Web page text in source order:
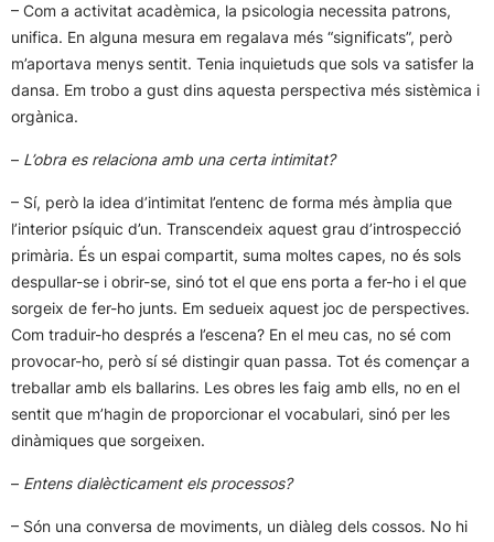
– Com a activitat acadèmica, la psicologia necessita patrons,
unifica. En alguna mesura em regalava més “significats”, però
m’aportava menys sentit. Tenia inquietuds que sols va satisfer la
dansa. Em trobo a gust dins aquesta perspectiva més sistèmica i
orgànica.
– L’obra es relaciona amb una certa intimitat?
– Sí, però la idea d’intimitat l’entenc de forma més àmplia que
l’interior psíquic d’un. Transcendeix aquest grau d’introspecció
primària. És un espai compartit, suma moltes capes, no és sols
despullar-se i obrir-se, sinó tot el que ens porta a fer-ho i el que
sorgeix de fer-ho junts. Em sedueix aquest joc de perspectives.
Com traduir-ho després a l’escena? En el meu cas, no sé com
provocar-ho, però sí sé distingir quan passa. Tot és començar a
treballar amb els ballarins. Les obres les faig amb ells, no en el
sentit que m’hagin de proporcionar el vocabulari, sinó per les
dinàmiques que sorgeixen.
– Entens dialècticament els processos?
– Són una conversa de moviments, un diàleg dels cossos. No hi